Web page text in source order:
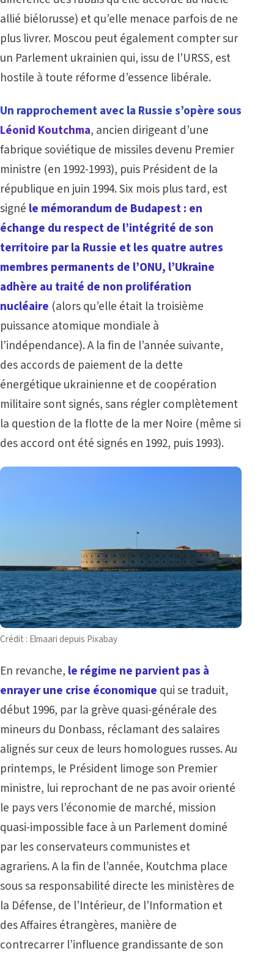
allié biélorusse) et qu’elle menace parfois de ne
plus livrer. Moscou peut également compter sur
un Parlement ukrainien qui, issu de l’URSS, est
hostile à toute réforme d’essence libérale.
Un rapprochement avec la Russie s’opère sous
Léonid Koutchma, ancien dirigeant d’une
fabrique soviétique de missiles devenu Premier
ministre (en 1992-1993), puis Président de la
république en juin 1994. Six mois plus tard, est
signé le mémorandum de Budapest : en
échange du respect de l’intégrité de son
territoire par la Russie et les quatre autres
membres permanents de l’ONU, l’Ukraine
adhère au traité de non prolifération
nucléaire (alors qu’elle était la troisième
puissance atomique mondiale à
l’indépendance). A la fin de l’année suivante,
des accords de paiement de la dette
énergétique ukrainienne et de coopération
militaire sont signés, sans régler complètement
la question de la flotte de la mer Noire (même si
des accord ont été signés en 1992, puis 1993).
Crédit : Elmaari depuis Pixabay
En revanche, le régime ne parvient pas à
enrayer une crise économique qui se traduit,
début 1996, par la grève quasi-générale des
mineurs du Donbass, réclamant des salaires
alignés sur ceux de leurs homologues russes. Au
printemps, le Président limoge son Premier
ministre, lui reprochant de ne pas avoir orienté
le pays vers l’économie de marché, mission
quasi-impossible face à un Parlement dominé
par les conservateurs communistes et
agrariens. A la fin de l’année, Koutchma place
sous sa responsabilité directe les ministères de
la Défense, de l’Intérieur, de l’Information et
des Affaires étrangères, manière de
contrecarrer l’influence grandissante de son